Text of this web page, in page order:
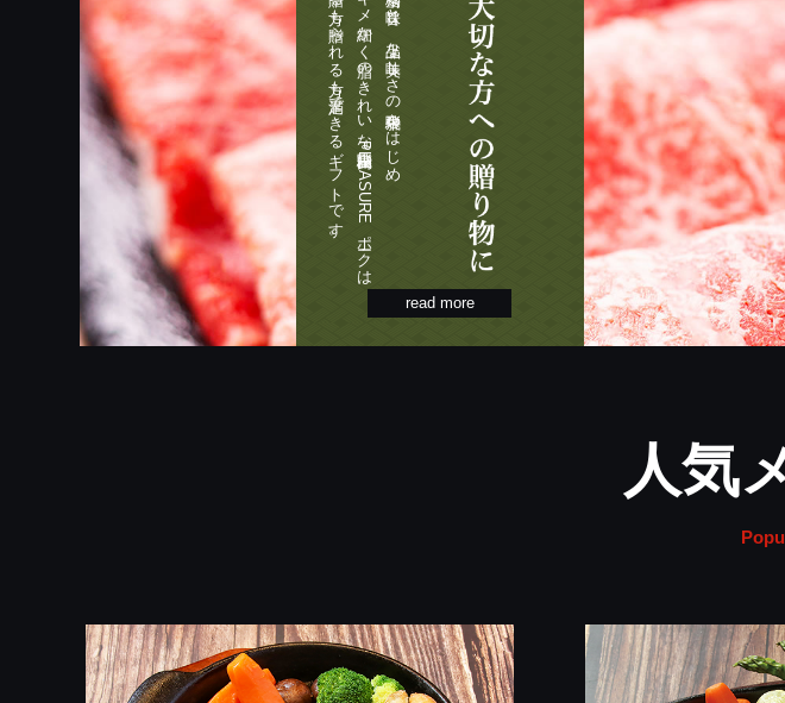
格別な旨味と、上品な美味しさの飛騨牛をはじめ
キメ細かく脂のきれいな飛騨高山PLEASUREポークは
贈る方も贈られる方も満足できるギフトです。
read more
人気